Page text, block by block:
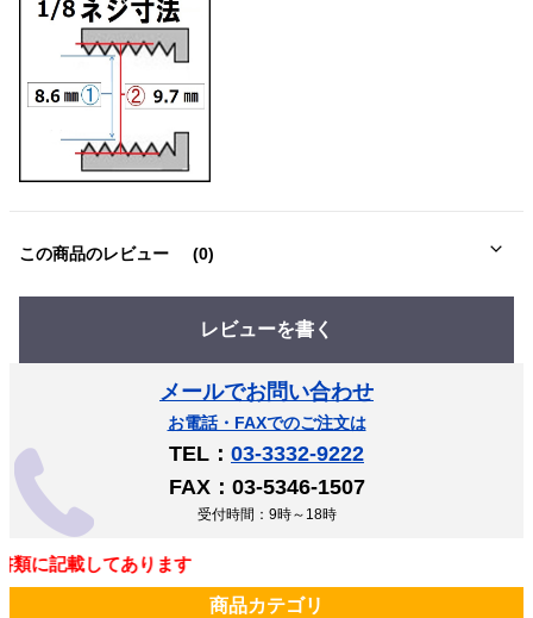
この商品のレビュー (0)
レビューを書く
メールでお問い合わせ
お電話・FAXでのご注文は
TEL： 03-3332-9222
FAX：03-5346-1507
受付時間：9時～18時
に記載してあります
商品カテゴリ